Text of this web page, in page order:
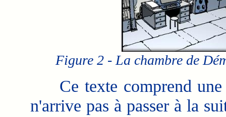
Figure 2 - La chambre de
Ce texte comprend une
n'arrive pas à passer à la